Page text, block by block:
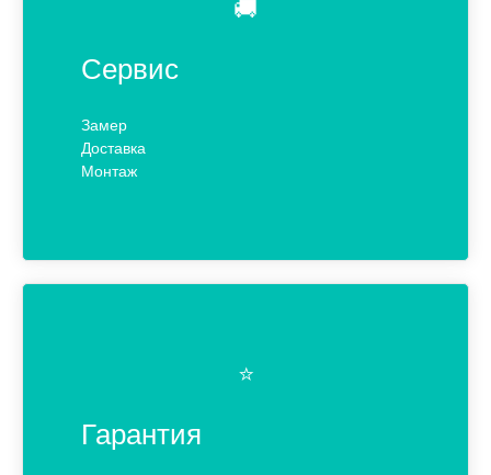
🚚
Сервис
Замер
Доставка
Монтаж
⭐️
Гарантия